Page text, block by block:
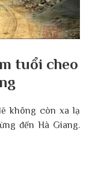
tuổi cheo
không còn xa lạ
đến Hà Giang.